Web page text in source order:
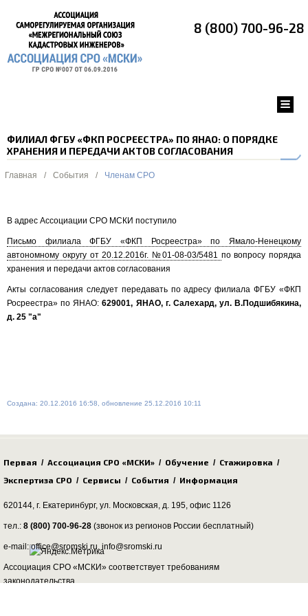
8 (800) 700-96-28
ФИЛИАЛ ФГБУ «ФКП РОСРЕЕСТРА» ПО ЯНАО: О ПОРЯДКЕ
ХРАНЕНИЯ И ПЕРЕДАЧИ АКТОВ СОГЛАСОВАНИЯ
Главная / События / Членам СРО
В адрес Ассоциации СРО МСКИ поступило
Письмо филиала ФГБУ «ФКП Росреестра» по Ямало-Ненецкому
автономному округу от 20.12.2016г. №01-08-03/5481 по вопросу порядка
хранения и передачи актов согласования
Акты согласования следует передавать по адресу филиала ФГБУ «ФКП
Росреестра» по ЯНАО:629001, ЯНАО, г. Салехард, ул. В.Подшибякина,
д. 25 "а"
Создана: 20.12.2016 16:58, обновление 25.12.2016 10:11
Первая / Ассоциация СРО «МСКИ» / Обучение / Стажировка /
Экспертиза СРО / Сервисы / События / Информация
620144, г. Екатеринбург, ул. Московская, д. 195, офис 1126
тел.: 8 (800) 700-96-28 (звонок из регионов России бесплатный)
e-mail: office@sromski.ru, info@sromski.ru
Ассоциация СРО «МСКИ» соответствует требованиям
законодательства